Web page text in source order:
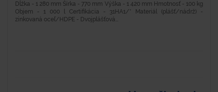
Dĺžka - 1 280 mm Šírka - 770 mm Výška - 1 420 mm Hmotnosť - 100 kg
Objem - 1 000 l Certifikácia - 31HA1/* Materiál (plášť/nádrž) -
zinkovaná oceľ/HDPE - Dvojplášťová...